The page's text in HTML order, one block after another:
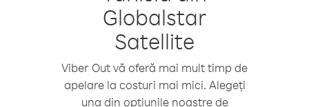
Globalstar
Satellite
Viber Out vă oferă mai mult timp de
apelare la costuri mai mici. Alegeți
una din opțiunile noastre de